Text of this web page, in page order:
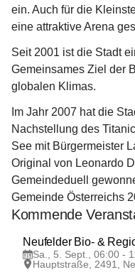
ein. Auch für die
eine attraktive Arena
Seit 2001 ist die Stadt
Gemeinsames Ziel der
globalen Klimas.
Im Jahr 2007 hat die
Nachstellung des
See mit Bürgermeister
Original von Leonardo
Gemeindeduell
Gemeinde Österreichs
Kommende
5
SEPSa., 5. Sept., 06:00 -